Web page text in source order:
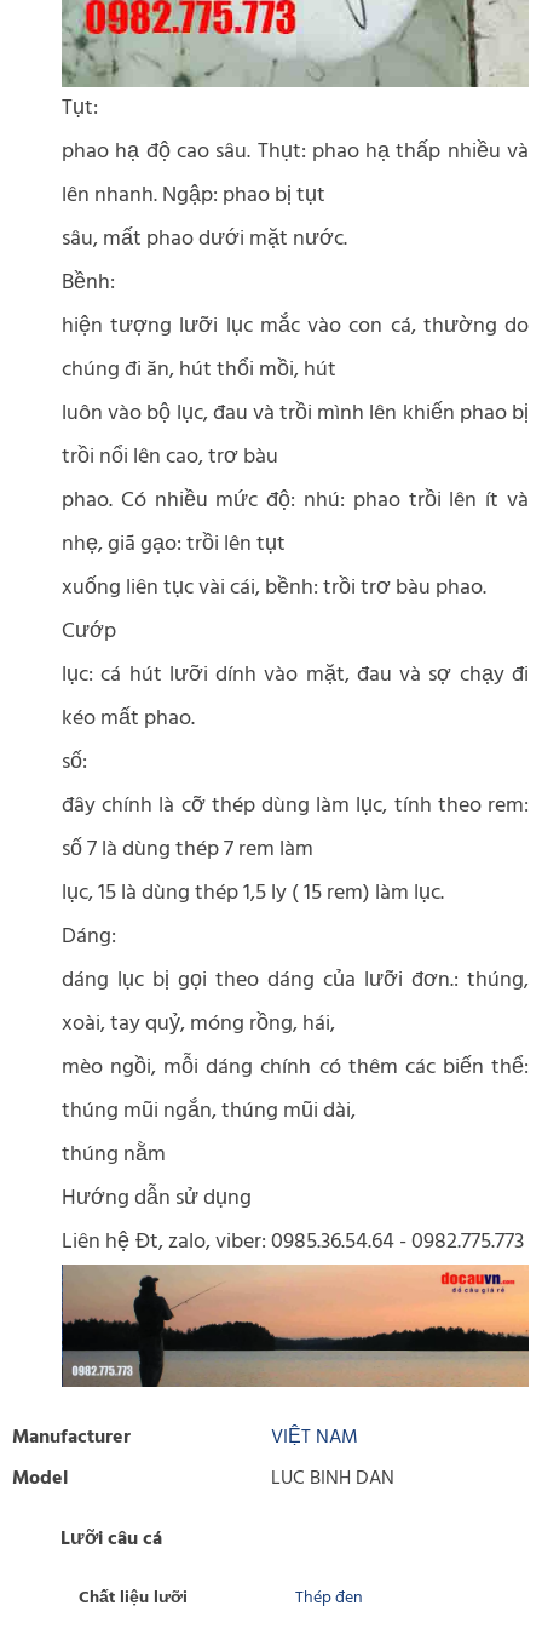
Tụt:
phao hạ độ cao sâu. Thụt: phao hạ thấp nhiều và
lên nhanh. Ngập: phao bị tụt
sâu, mất phao dưới mặt nước.
Bềnh:
hiện tượng lưỡi lục mắc vào con cá, thường do
chúng đi ăn, hút thổi mồi, hút
luôn vào bộ lục, đau và trồi mình lên khiến phao bị
trồi nổi lên cao, trơ bàu
phao. Có nhiều mức độ: nhú: phao trồi lên ít và
nhẹ, giã gạo: trồi lên tụt
xuống liên tục vài cái, bềnh: trồi trơ bàu phao.
Cướp
lục: cá hút lưỡi dính vào mặt, đau và sợ chạy đi
kéo mất phao.
số:
đây chính là cỡ thép dùng làm lục, tính theo rem:
số 7 là dùng thép 7 rem làm
lục, 15 là dùng thép 1,5 ly ( 15 rem) làm lục.
Dáng:
dáng lục bị gọi theo dáng của lưỡi đơn.: thúng,
xoài, tay quỷ, móng rồng, hái,
mèo ngồi, mỗi dáng chính có thêm các biến thể:
thúng mũi ngắn, thúng mũi dài,
thúng nằm
Hướng dẫn sử dụng
Liên hệ Đt, zalo, viber: 0985.36.54.64 - 0982.775.773
Manufacturer
VIỆT NAM
Model
LUC BINH DAN
Lưỡi câu cá
Chất liệu lưỡi Thép đen